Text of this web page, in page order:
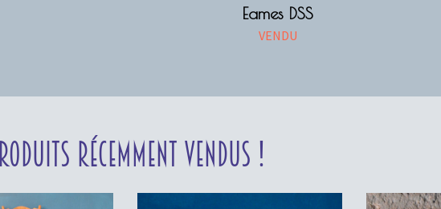
Eames DSS
VENDU
récemment vendus !